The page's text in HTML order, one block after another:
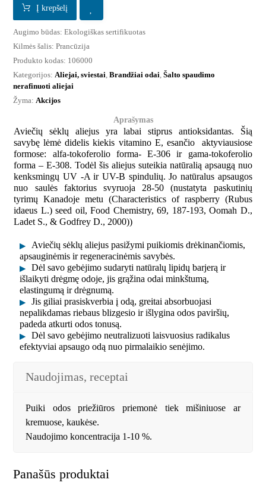
Į krepšelį
Augimo būdas:Ekologiškas sertifikuotas
Kilmės šalis:Prancūzija
Produkto kodas: 106000
Kategorijos: Aliejai, sviestai ,Brandžiai odai ,Šalto spaudimo
nerafinuoti aliejai
Žyma: Akcijos
Aprašymas
Aviečių sėklų aliejus yra labai stiprus antioksidantas. Šią
savybę lėmė didelis kiekis vitamino E, esančio aktyviausiose
formose: alfa-tokoferolio forma- E-306 ir gama-tokoferolio
forma – E-308. Todėl šis aliejus suteikia natūralią apsaugą nuo
kenksmingų UV -A ir UV-B spindulių. Jo natūralus apsaugos
nuo saulės faktorius svyruoja 28-50 (nustatyta paskutinių
tyrimų Kanadoje metu (Characteristics of raspberry (Rubus
idaeus L.) seed oil, Food Chemistry, 69, 187-193, Oomah D.,
Ladet S., & Godfrey D., 2000))
Aviečių sėklų aliejus pasižymi puikiomis drėkinančiomis,
apsauginėmis ir regeneracinėmis savybės.
Dėl savo gebėjimo sudaryti natūralų lipidų barjerą ir
išlaikyti drėgmę odoje, jis grąžina odai minkštumą,
elastingumą ir drėgnumą.
Jis giliai prasiskverbia į odą, greitai absorbuojasi
nepalikdamas riebaus blizgesio ir išlygina odos paviršių,
padeda atkurti odos tonusą.
Dėl savo gebėjimo neutralizuoti laisvuosius radikalus
efektyviai apsaugo odą nuo pirmalaikio senėjimo.
Naudojimas, receptai
Puiki odos priežiūros priemonė tiek mišiniuose ar
kremuose, kaukėse.
Naudojimo koncentracija 1-10 %.
Panašūs produktai